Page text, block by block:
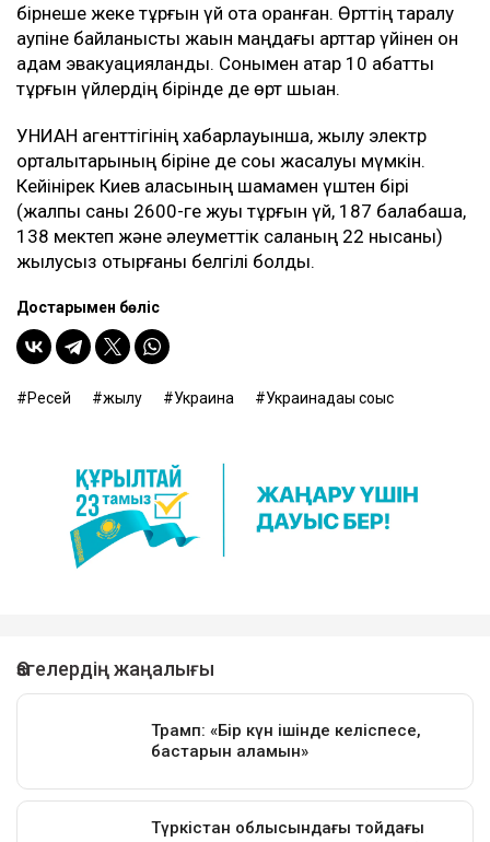
бірнеше жеке тұрғын үй отқа оранған. Өрттің таралу
қаупіне байланысты жақын маңдағы қарттар үйінен он
адам эвакуацияланды. Сонымен қатар 10 қабатты
тұрғын үйлердің бірінде де өрт шыққан.
УНИАН агенттігінің хабарлауынша, жылу электр
орталықтарының біріне де соққы жасалуы мүмкін.
Кейінірек Киев қаласының шамамен үштен бірі
(жалпы саны 2600-ге жуық тұрғын үй, 187 балабақша,
138 мектеп және әлеуметтік саланың 22 нысаны)
жылусыз отырғаны белгілі болды.
Достарыңмен бөліс
Ресей жылу Украина Украинадағы соғыс